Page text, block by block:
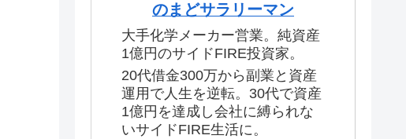
のまどサラリーマン
大手化学メーカー営業。純資産
1億円のサイドFIRE投資家。
20代借金300万から副業と資産
運用で人生を逆転。30代で資産
1億円を達成し会社に縛られな
いサイドFIRE生活に。